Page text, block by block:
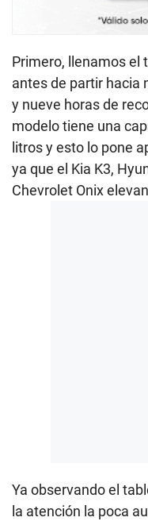
Primero, llenamos el
antes de partir hacia
y nueve horas de
modelo tiene una
litros y esto lo pone
ya que el Kia K3,
Chevrolet Onix
Ya observando el
la atención la poca